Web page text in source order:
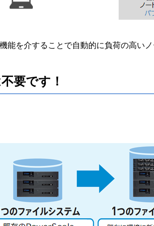
能を介することで自動的に負荷の高い
要です！